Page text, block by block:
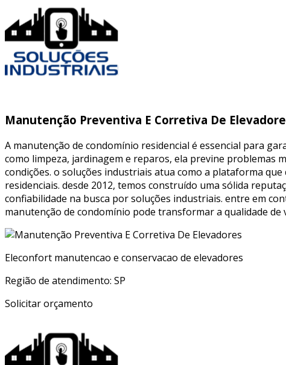
Manutenção Preventiva E Corretiva De
A manutenção de condomínio residencial é essencial para
como limpeza, jardinagem e reparos, ela previne problemas
condições. o soluções industriais atua como a plataforma
residenciais. desde 2012, temos construído uma sólida
confiabilidade na busca por soluções industriais. entre em
manutenção de condomínio pode transformar a qualidade de
Eleconfort manutencao e conservacao de elevadores
Região de atendimento: SP
Solicitar orçamento